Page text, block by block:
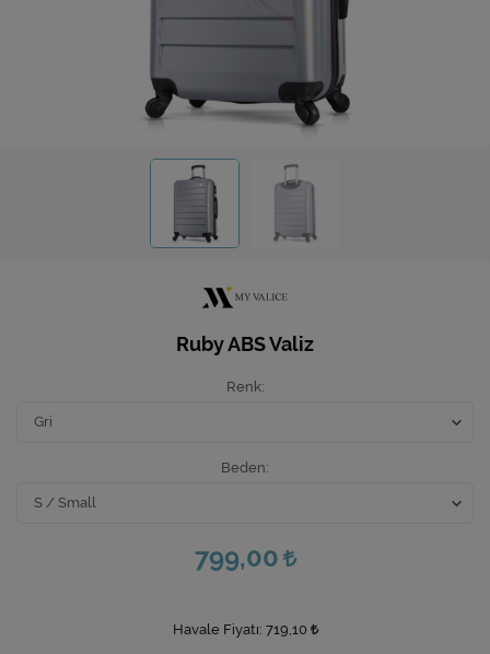
Ev Hediyeleri
Mutfak
Ruby ABS Valiz
Renk
Beden
799,00
Havale Fiyatı: 719,10